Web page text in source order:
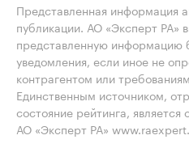
Представленная информация
публикации. АО «Эксперт РА»
представленную информацию
уведомления, если иное не
контрагентом или
Единственным источником,
состояние рейтинга,
АО «Эксперт РА»